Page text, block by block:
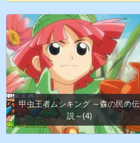
甲虫王者ムシキング ～森の民の伝
説～(4)